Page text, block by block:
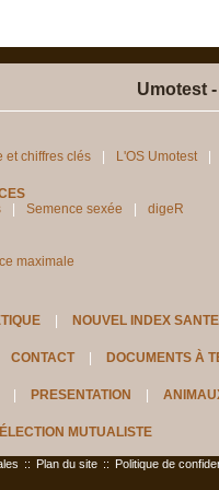
Umotest
et chiffres clés L'OS Umotest
Semence sexée digeR
maximale
NOUVEL INDEX SANTE
CONTACT DOCUMENTS À
PRESENTATION
MUTUALISTE
:: Plan du site :: Politique de